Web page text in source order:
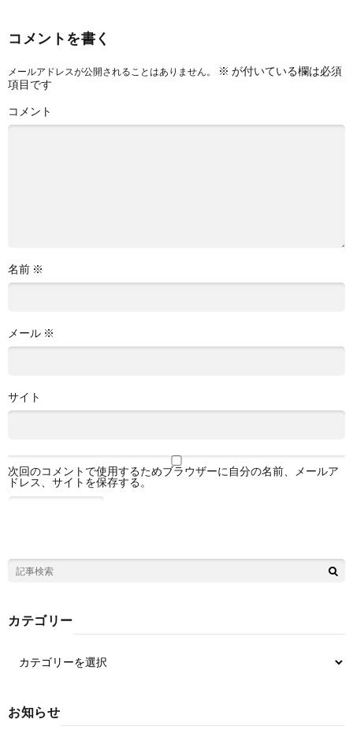
コメントを書く
メールアドレスが公開されることはありません。 ※ が付いている欄は必須
項目です
コメント
名前 ※
メール ※
サイト
次回のコメントで使用するためブラウザーに自分の名前、メールア
ドレス、サイトを保存する。
カテゴリー
お知らせ